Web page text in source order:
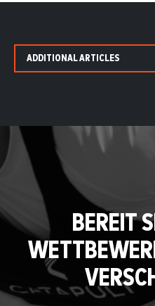
ADDITIONAL ARTICLES
BEREIT